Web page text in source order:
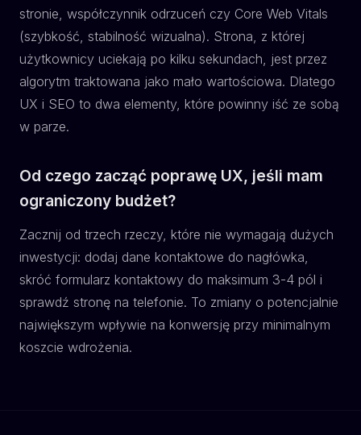
stronie, współczynnik odrzuceń czy Core Web Vitals
(szybkość, stabilność wizualna). Strona, z której
użytkownicy uciekają po kilku sekundach, jest przez
algorytm traktowana jako mało wartościowa. Dlatego
UX i SEO to dwa elementy, które powinny iść ze sobą
w parze.
Od czego zacząć poprawę UX, jeśli mam
ograniczony budżet?
Zacznij od trzech rzeczy, które nie wymagają dużych
inwestycji: dodaj dane kontaktowe do nagłówka,
skróć formularz kontaktowy do maksimum 3-4 pól i
sprawdź stronę na telefonie. To zmiany o potencjalnie
największym wpływie na konwersję przy minimalnym
koszcie wdrożenia.